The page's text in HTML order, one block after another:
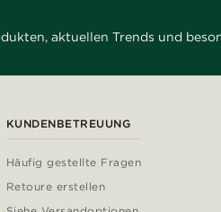
aktuellen Trends und
KUNDENBETREUUNG
Häufig gestellte Fragen
Retoure erstellen